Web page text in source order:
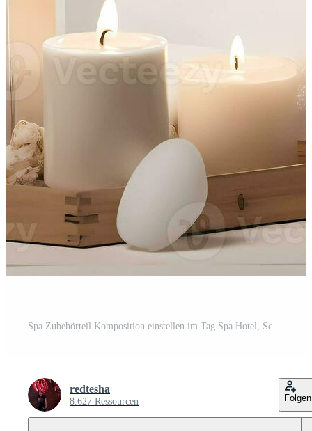
Spa Zubehörteil Komposition einstellen im Tag Spa Hotel, Schönheit Wellness Center. Spa Produkt sind platziert im Luxus Spa Resort Zimmer, bereit zum Massage Therapie von Fachmann Service. Pro Foto
redtesha
8.627 Ressourcen Folgen